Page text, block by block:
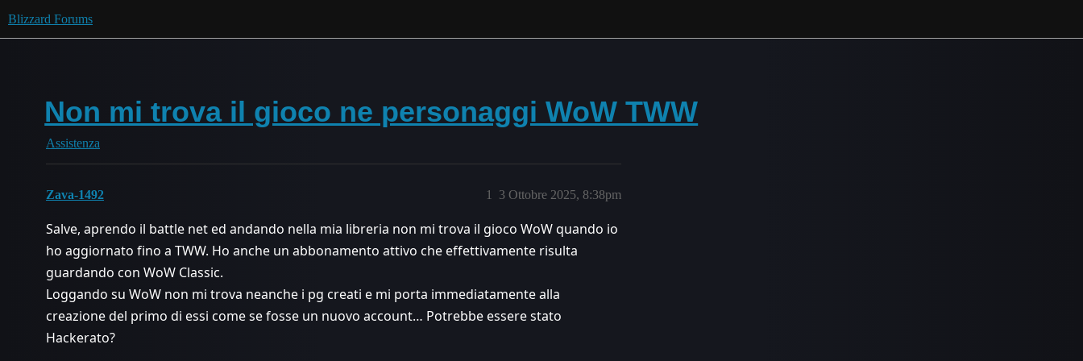
Blizzard Forums
Non mi trova il gioco ne personaggi WoW TWW
Assistenza
Zava-1492 3 Ottobre 2025, 8:38pm
1
Salve, aprendo il battle net ed andando nella mia libreria non mi trova il gioco WoW quando io
ho aggiornato fino a TWW. Ho anche un abbonamento attivo che effettivamente risulta
guardando con WoW Classic.
Loggando su WoW non mi trova neanche i pg creati e mi porta immediatamente alla
creazione del primo di essi come se fosse un nuovo account… Potrebbe essere stato
Hackerato?